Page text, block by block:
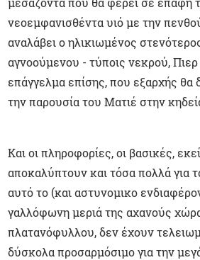
νεοεμφανισθέντα υιό με την
αναλάβει ο ηλικιωμένος
αγνοούμενου - τύποις νεκρού,
επάγγελμα επίσης, που εξαρχής θα
την παρουσία του Ματιέ στην
Και οι πληροφορίες, οι βασικές,
αποκαλύπτουν και τόσα πολλά για
αυτό το (και αστυνομικο
γαλλόφωνη μεριά της αχανούς
πλατανόφυλλου, δεν έχουν
δύσκολα προσαρμόσιμο για την